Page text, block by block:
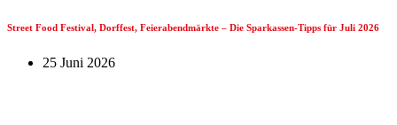
Street Food Festival, Dorffest, Feierabendmärkte – Die Sparkassen-Tipps für Juli 2026
25 Juni 2026